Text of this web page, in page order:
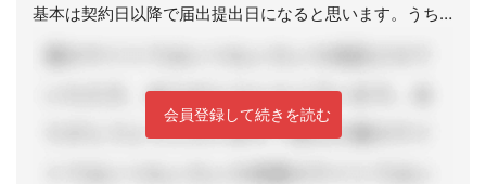
基本は契約日以降で届出提出日になると思います。うちの自治体では土日に契約した場合
会員登録して続きを読む